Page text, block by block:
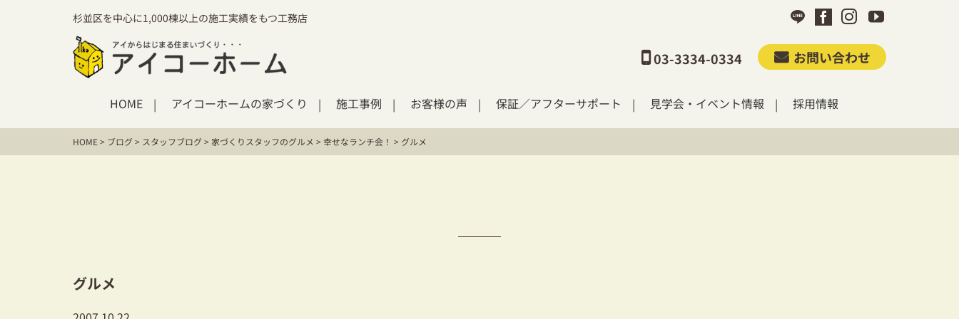
杉並区を中心に1,000棟以上の施工実績をもつ工務店
03-3334-0334 お問い合わせ
HOME アイコーホームの家づくり 施工事例 お客様の声 保証／アフターサポート 見学会・イベント情報 採用情報
HOME> ブログ> スタッフブログ> 家づくりスタッフのグルメ >幸せなランチ会！ > グルメ
グルメ